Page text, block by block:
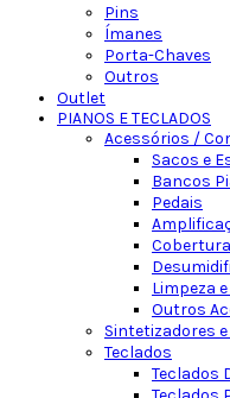
Pins
Ímanes
Porta-Chaves
Outros
Outlet
PIANOS E TECLADOS
Acessórios /
Sacos e
Bancos
Pedais
Limpeza
Outros
Sintetizadores
Teclados
Teclados